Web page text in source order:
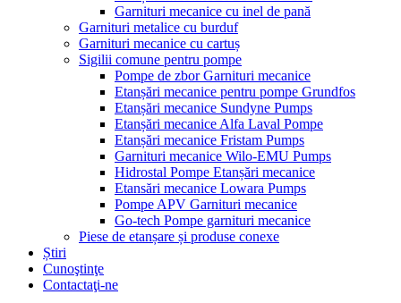
Garnituri mecanice cu inel de pană
Garnituri metalice cu burduf
Garnituri mecanice cu cartuș
Sigilii comune pentru pompe
Pompe de zbor Garnituri mecanice
Etanșări mecanice pentru pompe Grundfos
Etanșări mecanice Sundyne Pumps
Etanșări mecanice Alfa Laval Pompe
Etanșări mecanice Fristam Pumps
Garnituri mecanice Wilo-EMU Pumps
Hidrostal Pompe Etanșări mecanice
Etansări mecanice Lowara Pumps
Pompe APV Garnituri mecanice
Go-tech Pompe garnituri mecanice
Piese de etanșare și produse conexe
Știri
Cunoştinţe
Contactaţi-ne